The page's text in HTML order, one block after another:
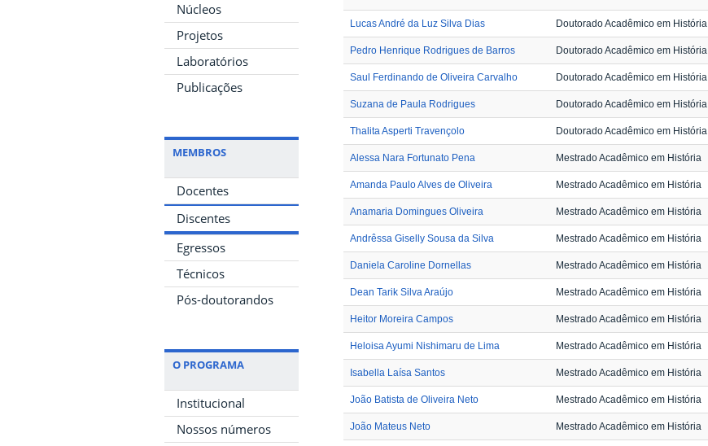
Núcleos
Projetos
Laboratórios
Publicações
MEMBROS
Docentes
Discentes
Egressos
Técnicos
Pós-doutorandos
O PROGRAMA
Institucional
Nossos números
Lucas André da Luz Silva Dias Doutorado Acadêmico em História
Pedro Henrique Rodrigues de Barros Doutorado Acadêmico em História
Saul Ferdinando de Oliveira Carvalho Doutorado Acadêmico em História
Suzana de Paula Rodrigues Doutorado Acadêmico em História
Thalita Asperti Travençolo Doutorado Acadêmico em História
Alessa Nara Fortunato Pena Mestrado Acadêmico em História
Amanda Paulo Alves de Oliveira Mestrado Acadêmico em História
Anamaria Domingues Oliveira Mestrado Acadêmico em História
Andrêssa Giselly Sousa da Silva Mestrado Acadêmico em História
Daniela Caroline Dornellas Mestrado Acadêmico em História
Dean Tarik Silva Araújo Mestrado Acadêmico em História
Heitor Moreira Campos Mestrado Acadêmico em História
Heloisa Ayumi Nishimaru de Lima Mestrado Acadêmico em História
Isabella Laísa Santos Mestrado Acadêmico em História
João Batista de Oliveira Neto Mestrado Acadêmico em História
João Mateus Neto Mestrado Acadêmico em História